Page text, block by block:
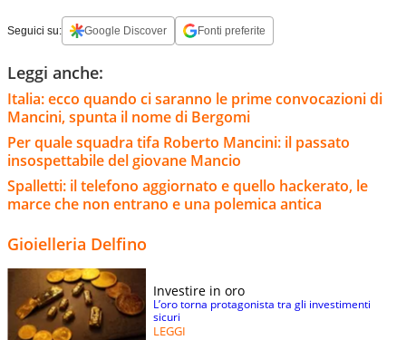
Seguici su: Google Discover Fonti preferite
Leggi anche:
Italia: ecco quando ci saranno le prime convocazioni di
Mancini, spunta il nome di Bergomi
Per quale squadra tifa Roberto Mancini: il passato
insospettabile del giovane Mancio
Spalletti: il telefono aggiornato e quello hackerato, le
marce che non entrano e una polemica antica
Gioielleria Delfino
Investire in oro
L’oro torna protagonista tra gli investimenti
sicuri
LEGGI